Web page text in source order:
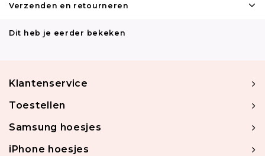
Verzenden en retourneren
Dit heb je eerder bekeken
Klantenservice
Toestellen
Samsung hoesjes
iPhone hoesjes